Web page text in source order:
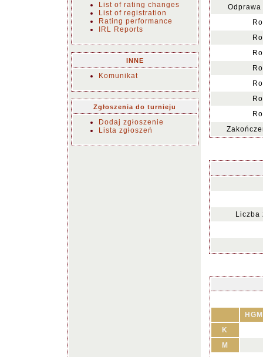
List of rating changes
List of registration
Rating performance
IRL Reports
INNE
Komunikat
Zgłoszenia do turnieju
Dodaj zgłoszenie
Lista zgłoszeń
Liczba
HGM
K
M